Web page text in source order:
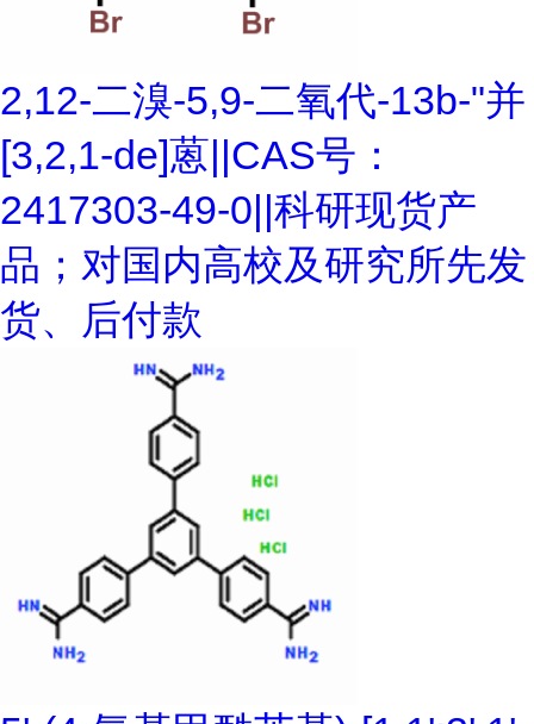
2,12-二溴-5,9-二氧代-13b-"并
[3,2,1-de]蒽||CAS号：
2417303-49-0||科研现货产
品；对国内高校及研究所先发
货、后付款